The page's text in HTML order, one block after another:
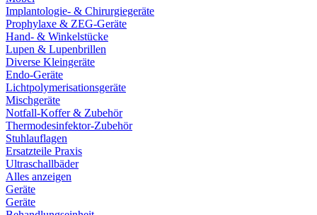
Implantologie- & Chirurgiegeräte
Prophylaxe & ZEG-Geräte
Hand- & Winkelstücke
Lupen & Lupenbrillen
Diverse Kleingeräte
Endo-Geräte
Lichtpolymerisationsgeräte
Mischgeräte
Notfall-Koffer & Zubehör
Thermodesinfektor-Zubehör
Stuhlauflagen
Ersatzteile Praxis
Ultraschallbäder
Alles anzeigen
Geräte
Geräte